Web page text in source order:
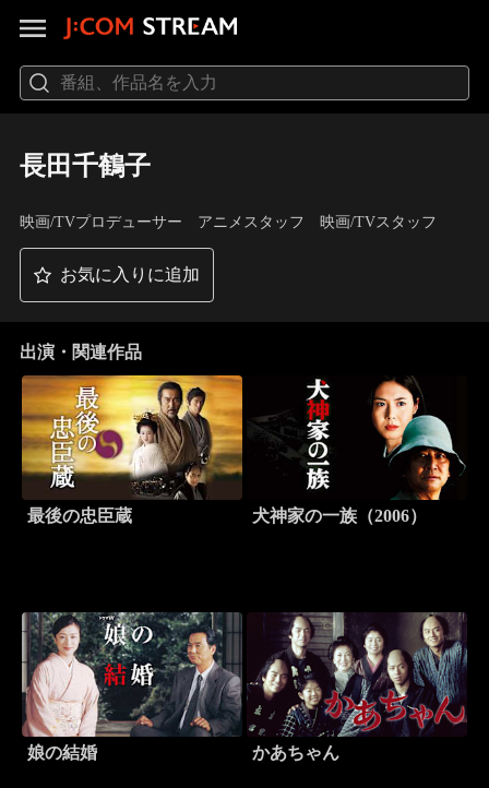
長田千鶴子
映画/TVプロデューサー アニメスタッフ 映画/TVスタッフ
お気に入りに追加
出演・関連作品
最後の忠臣蔵 犬神家の一族（2006）
娘の結婚 かあちゃん